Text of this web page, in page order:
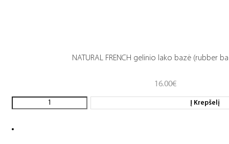
NATURAL FRENCH gelinio lako bazė (rubber
16.00€
Į Krepšelį